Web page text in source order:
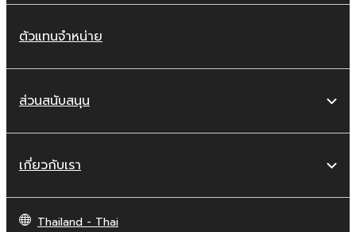
ตัวแทนจำหน่าย
ส่วนสนับสนุน
เกี่ยวกับเรา
Thailand - Thai